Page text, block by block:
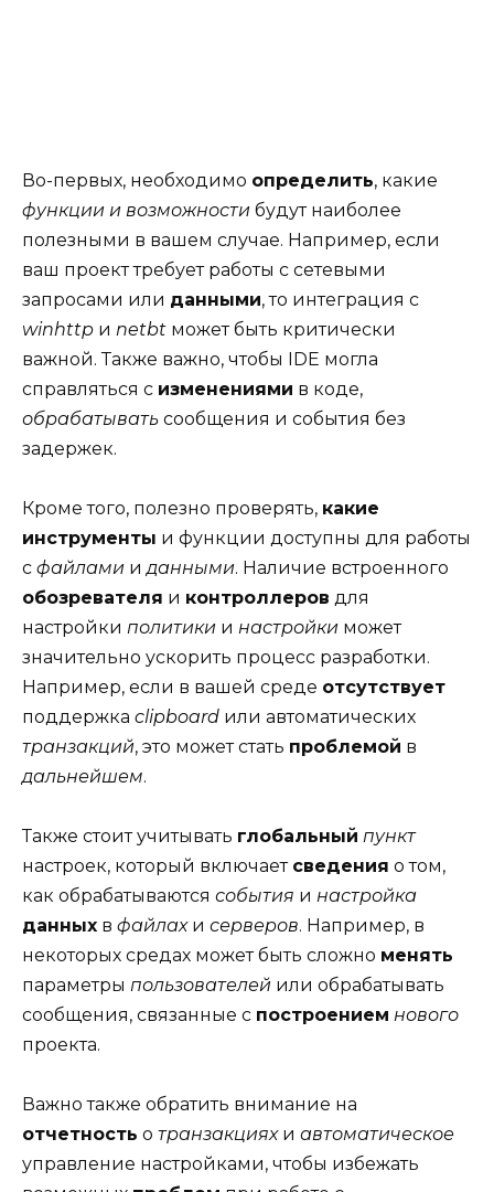
Во-первых, необходимо определить, какие
функции и возможности будут наиболее
полезными в вашем случае. Например, если
ваш проект требует работы с сетевыми
запросами или данными, то интеграция с
winhttp и netbt может быть критически
важной. Также важно, чтобы IDE могла
справляться с изменениями в коде,
обрабатывать сообщения и события без
задержек.
Кроме того, полезно проверять, какие
инструменты и функции доступны для работы
с файлами и данными. Наличие встроенного
обозревателя и контроллеров для
настройки политики и настройки может
значительно ускорить процесс разработки.
Например, если в вашей среде отсутствует
поддержка clipboard или автоматических
транзакций, это может стать проблемой в
дальнейшем.
Также стоит учитывать глобальный пункт
настроек, который включает сведения о том,
как обрабатываются события и настройка
данных в файлахи серверов. Например, в
некоторых средах может быть сложно менять
параметры пользователей или обрабатывать
сообщения, связанные с построением нового
проекта.
Важно также обратить внимание на
отчетность о транзакцияхи автоматическое
управление настройками, чтобы избежать